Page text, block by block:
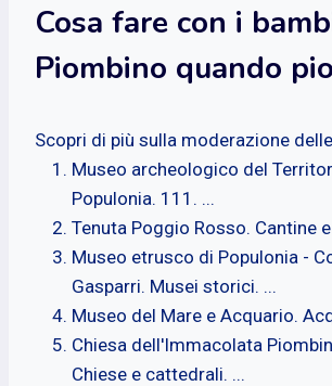
Cosa fare con i
Piombino quando
Scopri di più sulla moderazione
Museo archeologico del
Populonia. 111. ...
Tenuta Poggio Rosso. Cantine e
Museo etrusco di Populonia -
Gasparri. Musei storici. ...
Museo del Mare e Acquario.
Chiesa dell'Immacolata
Chiese e cattedrali. ...